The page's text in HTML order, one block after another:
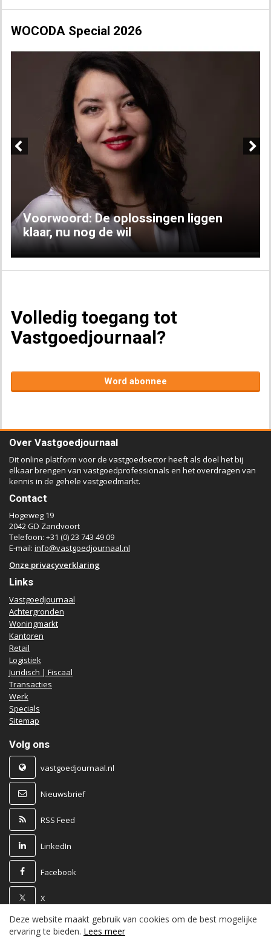
WOCODA Special 2026
Voorwoord: De oplossingen liggen
klaar, nu nog de wil
Volledig toegang tot
Vastgoedjournaal?
Word abonnee
Over Vastgoedjournaal
Dit online platform voor de vastgoedsector heeft als doel het bij
elkaar brengen van vastgoedprofessionals en het overdragen van
kennis in de gehele vastgoedmarkt.
Contact
Hogeweg 19
2042 GD Zandvoort
Telefoon: +31 (0) 23 743 49 09
E-mail: info@vastgoedjournaal.nl
Onze privacyverklaring
Links
Vastgoedjournaal
Achtergronden
Woningmarkt
Kantoren
Retail
Logistiek
Juridisch | Fiscaal
Transacties
Werk
Specials
Sitemap
Volg ons
vastgoedjournaal.nl
Nieuwsbrief
RSS Feed
LinkedIn
Facebook
X
Powered by
Deze website maakt gebruik van cookies om de best mogelijke
ervaring te bieden. Lees meer